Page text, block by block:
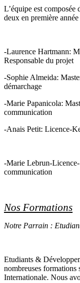
L’équipe est composée
deux en première
-Laurence Hartmann:
Responsable du projet
-Sophie Almeida:
démarchage
-Marie Papanicola:
communication
-Anais Petit: Licence-
-Marie Lebrun-
communication
Nos Formations
Notre Parrain :
Etudiants &
nombreuses formations
Internationale. Nous